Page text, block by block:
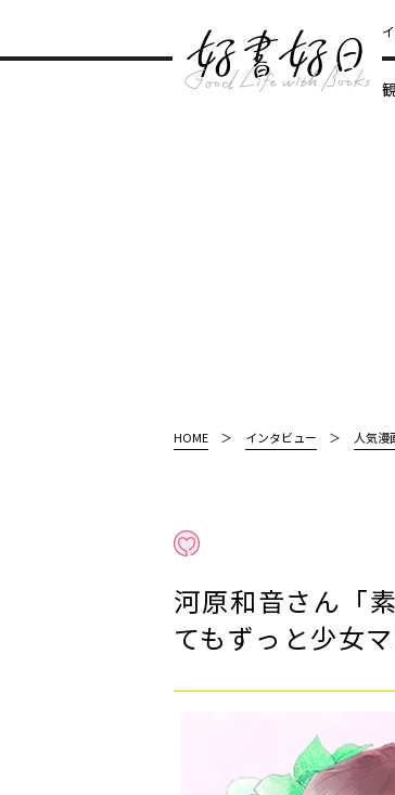
HOME インタビュー 人気漫
河原和音さん「
てもずっと少女